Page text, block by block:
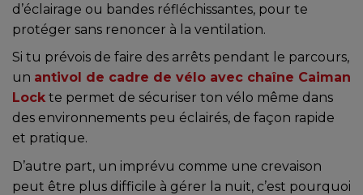
d’éclairage ou bandes réfléchissantes, pour te
protéger sans renoncer à la ventilation.
Si tu prévois de faire des arrêts pendant le parcours,
un antivol de cadre de vélo avec chaîne Caiman
Lock te permet de sécuriser ton vélo même dans
des environnements peu éclairés, de façon rapide
et pratique.
D’autre part, un imprévu comme une crevaison
peut être plus difficile à gérer la nuit, c’est pourquoi